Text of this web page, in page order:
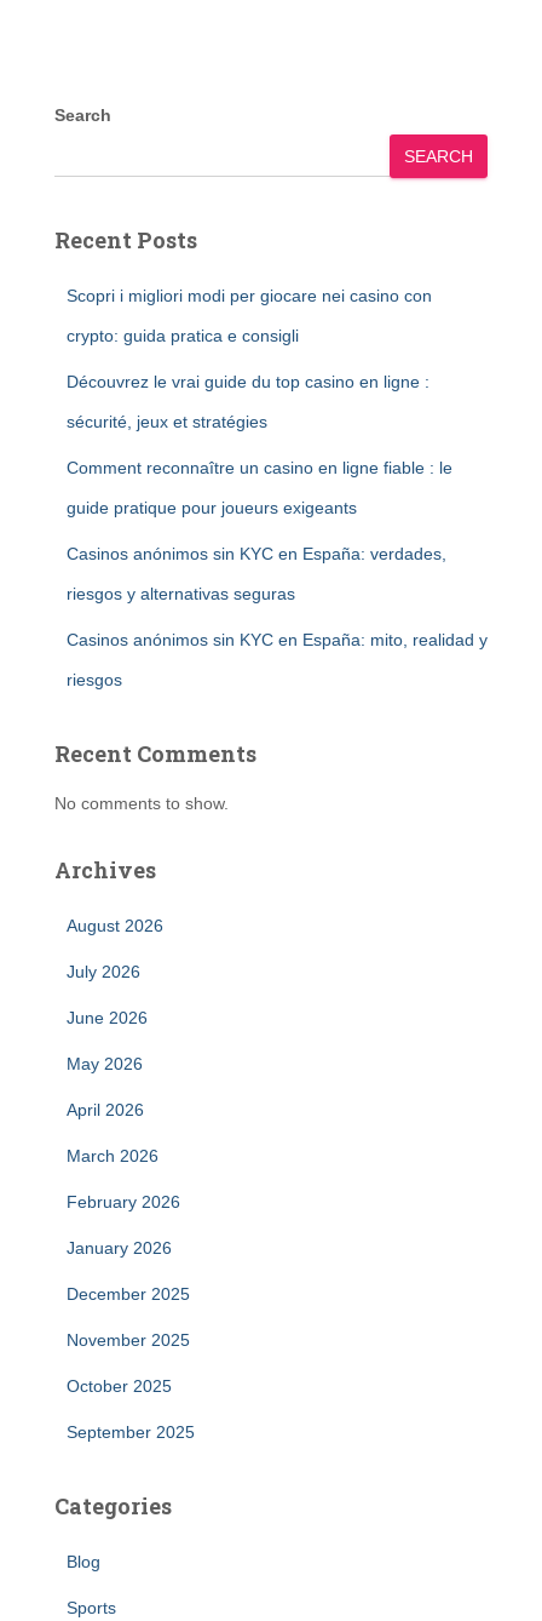
Search
SEARCH
Recent Posts
Scopri i migliori modi per giocare nei casino con
crypto: guida pratica e consigli
Découvrez le vrai guide du top casino en ligne :
sécurité, jeux et stratégies
Comment reconnaître un casino en ligne fiable : le
guide pratique pour joueurs exigeants
Casinos anónimos sin KYC en España: verdades,
riesgos y alternativas seguras
Casinos anónimos sin KYC en España: mito, realidad y
riesgos
Recent Comments
No comments to show.
Archives
August 2026
July 2026
June 2026
May 2026
April 2026
March 2026
February 2026
January 2026
December 2025
November 2025
October 2025
September 2025
Categories
Blog
Sports